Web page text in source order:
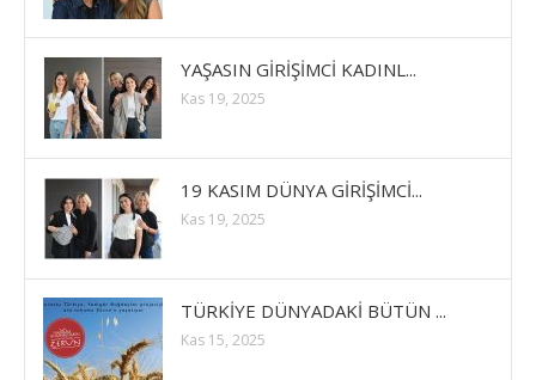
YAŞASIN GİRİŞİMCİ KADINL...
Kas 19, 2025
19 KASIM DÜNYA GİRİŞİMCİ...
Kas 19, 2025
TÜRKİYE DÜNYADAKİ BÜTÜN ...
Kas 15, 2025